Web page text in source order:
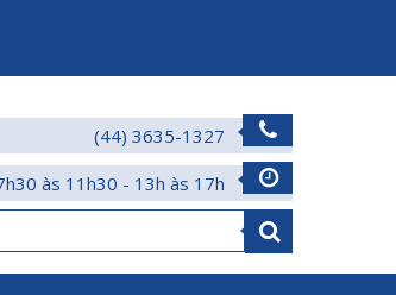
(44) 3635-1327
às 11h30 - 13h às 17h